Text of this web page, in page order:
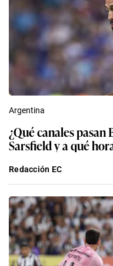
Argentina
¿Qué canales pasan
Sarsfield y a qué
Redacción EC